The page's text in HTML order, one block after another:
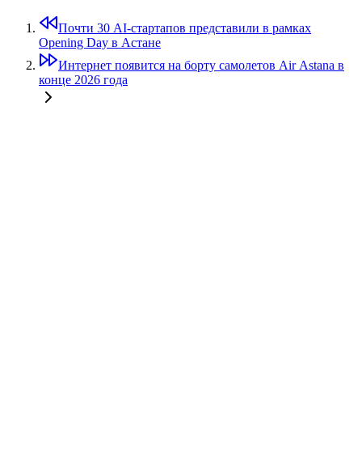
Почти 30 AI-стартапов представили в рамках
Opening Day в Астане
Интернет появится на борту самолетов Air Astana в
конце 2026 года